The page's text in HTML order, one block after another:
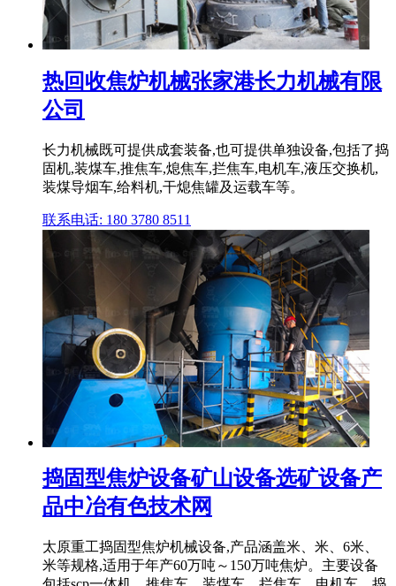
热回收焦炉机械张家港长力机械有限
公司
长力机械既可提供成套装备,也可提供单独设备,包括了捣
固机,装煤车,推焦车,熄焦车,拦焦车,电机车,液压交换机,
装煤导烟车,给料机,干熄焦罐及运载车等。
联系电话: 180 3780 8511
捣固型焦炉设备矿山设备选矿设备产
品中冶有色技术网
太原重工捣固型焦炉机械设备,产品涵盖米、米、6米、
米等规格,适用于年产60万吨～150万吨焦炉。主要设备